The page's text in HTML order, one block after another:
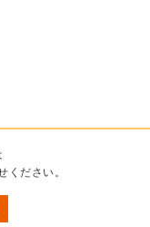
ださい。